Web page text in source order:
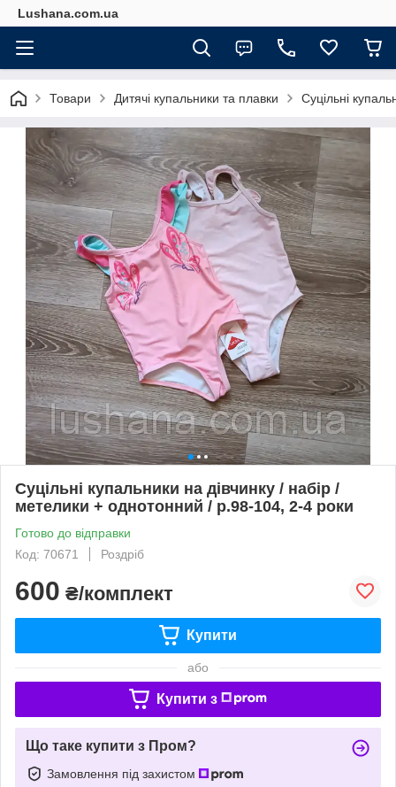
Lushana.com.ua
Товари Дитячі купальники та плавки Cуцільні
Cуцільні купальники на дівчинку / набір /
метелики + однотонний / р.98-104, 2-4 роки
Готово до відправки
Код: 70671
Роздріб
600 ₴/комплект
Купити
або
Купити з
Що таке купити з Пром?
Замовлення під захистом